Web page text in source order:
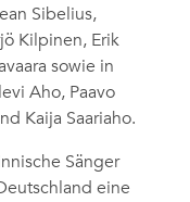
Sibelius,
Kilpinen, Erik
sowie in
Aho, Paavo
Kaija Saariaho.
Sänger
eine